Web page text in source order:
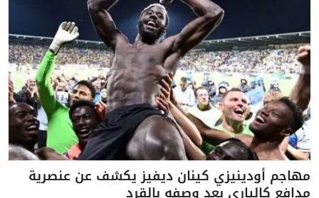
مهاجم أودينيزي كينان ديفيز يكشف عن عنصرية
مدافع كالياري بعد وصفه بالقرد